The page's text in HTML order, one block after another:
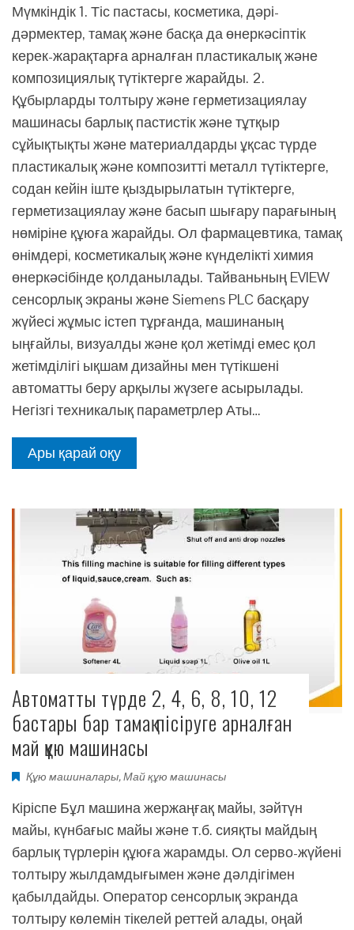
Мүмкіндік 1. Тіс пастасы, косметика, дәрі-
дәрмектер, тамақ және басқа да өнеркәсіптік
керек-жарақтарға арналған пластикалық және
композициялық түтіктерге жарайды. 2.
Құбырларды толтыру және герметизациялау
машинасы барлық пастистік және тұтқыр
сұйықтықты және материалдарды ұқсас түрде
пластикалық және композитті металл түтіктерге,
содан кейін іште қыздырылатын түтіктерге,
герметизациялау және басып шығару парағының
нөміріне құюға жарайды. Ол фармацевтика, тамақ
өнімдері, косметикалық және күнделікті химия
өнеркәсібінде қолданылады. Тайваньның EVIEW
сенсорлық экраны және Siemens PLC басқару
жүйесі жұмыс істеп тұрғанда, машинаның
ыңғайлы, визуалды және қол жетімді емес қол
жетімділігі ықшам дизайны мен түтікшені
автоматты беру арқылы жүзеге асырылады.
Негізгі техникалық параметрлер Аты…
Ары қарай оқу
Автоматты түрде 2, 4, 6, 8, 10, 12
бастары бар тамақ пісіруге арналған
май құю машинасы
Құю машиналары,Май құю машинасы
Кіріспе Бұл машина жержаңғақ майы, зәйтүн
майы, күнбағыс майы және т.б. сияқты майдың
барлық түрлерін құюға жарамды. Ол серво-жүйені
толтыру жылдамдығымен және дәлдігімен
қабылдайды. Оператор сенсорлық экранда
толтыру көлемін тікелей реттей алады, оңай